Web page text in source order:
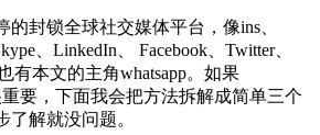
封锁全球社交媒体平台，像ins、
、LinkedIn、 Facebook、Twitter、
有本文的主角whatsapp。如果
要，下面我会把方法拆解成简单三个
解就没问题。